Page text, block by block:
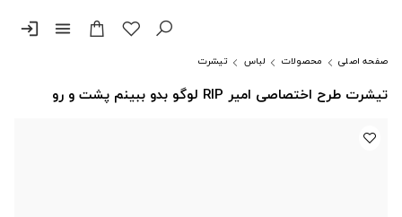
menu
login
صفحه اصلی محصولات لباس تیشرت
تیشرت طرح اختصاصی امیر RIP لوگو بدو ببینم پشت و رو